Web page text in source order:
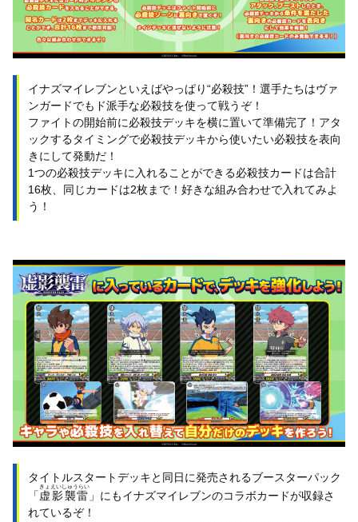
イナズマイレブンといえばやっぱり“必殺技”！選手たちはヴァ
ンガードでもド派手な必殺技を使って戦うぞ！
ファイトの開始前に必殺技デッキを横に置いて準備完了！アタ
ックするタイミングで必殺技デッキから使いたい必殺技を表向
きにして発動だ！
1つの必殺技デッキに入れることができる必殺技カードは合計
16枚、同じカードは2枚まで！好きな組み合わせで入れてみよ
う！
タイトルスタートデッキと同日に発売されるブースターパック
「 虚影襲雷
きょえいしゅうらい
」にもイナズマイレブンのコラボカードが収録さ
れているぞ！